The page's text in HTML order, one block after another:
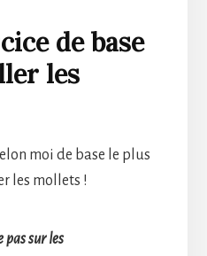
de base
les
moi de base le plus
les mollets !
pas sur les